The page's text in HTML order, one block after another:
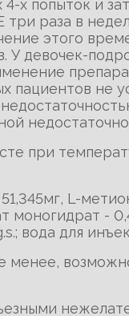
х попыток и
раза в
этого
девочек-
пациентов не
при
L-
моногидрат -
вода для
менее,